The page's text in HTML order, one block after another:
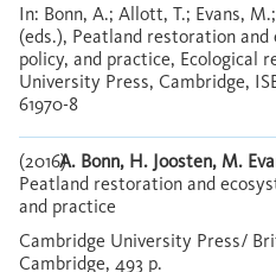
In: Bonn, A.; Allott, T.; Evans,
(eds.), Peatland restoration and
policy, and practice, Ecological
University Press, Cambridge,
61970-8
(2016)A. Bonn, H. Joosten, M.
Peatland restoration and
and practice
Cambridge University Press/
Cambridge, 493 p.